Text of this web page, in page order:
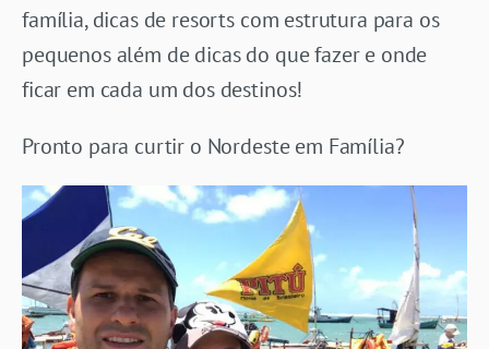
família, dicas de resorts com estrutura para os
pequenos além de dicas do que fazer e onde
ficar em cada um dos destinos!
Pronto para curtir o Nordeste em Família?